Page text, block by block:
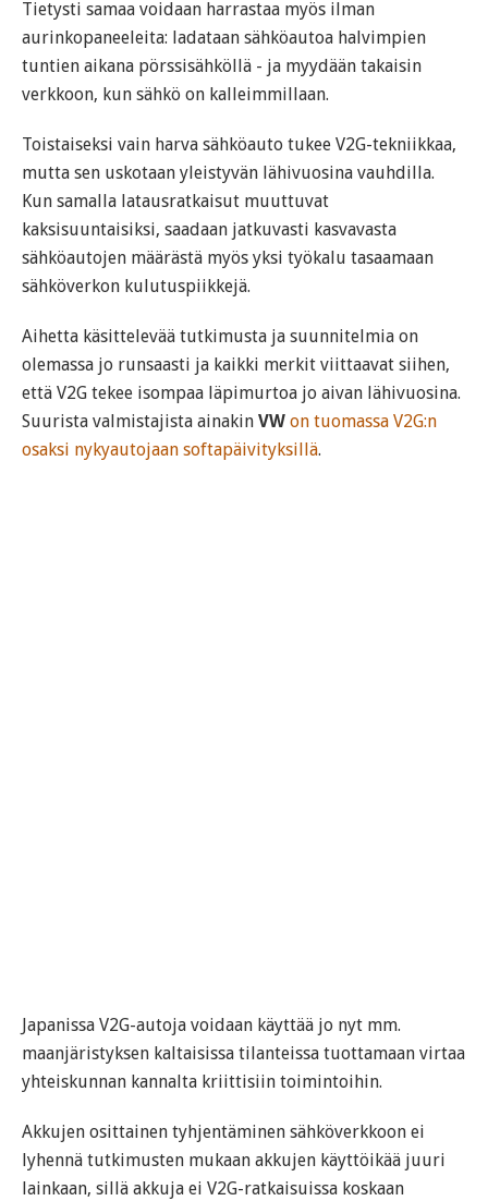
Tietysti samaa voidaan harrastaa myös ilman
aurinkopaneeleita: ladataan sähköautoa halvimpien
tuntien aikana pörssisähköllä - ja myydään takaisin
verkkoon, kun sähkö on kalleimmillaan.
Toistaiseksi vain harva sähköauto tukee V2G-tekniikkaa,
mutta sen uskotaan yleistyvän lähivuosina vauhdilla.
Kun samalla latausratkaisut muuttuvat
kaksisuuntaisiksi, saadaan jatkuvasti kasvavasta
sähköautojen määrästä myös yksi työkalu tasaamaan
sähköverkon kulutuspiikkejä.
Aihetta käsittelevää tutkimusta ja suunnitelmia on
olemassa jo runsaasti ja kaikki merkit viittaavat siihen,
että V2G tekee isompaa läpimurtoa jo aivan lähivuosina.
Suurista valmistajista ainakin VW on tuomassa V2G:n
osaksi nykyautojaan softapäivityksillä.
Japanissa V2G-autoja voidaan käyttää jo nyt mm.
maanjäristyksen kaltaisissa tilanteissa tuottamaan virtaa
yhteiskunnan kannalta kriittisiin toimintoihin.
Akkujen osittainen tyhjentäminen sähköverkkoon ei
lyhennä tutkimusten mukaan akkujen käyttöikää juuri
lainkaan, sillä akkuja ei V2G-ratkaisuissa koskaan